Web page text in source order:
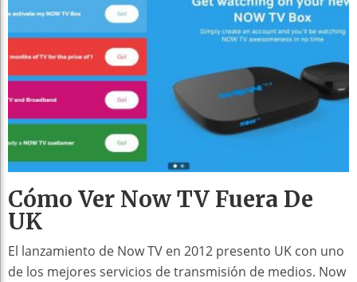
Cómo Ver Now TV Fuera De
UK
El lanzamiento de Now TV en 2012 presento UK con uno
de los mejores servicios de transmisión de medios. Now